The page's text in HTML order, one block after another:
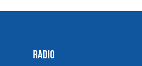
RADIO